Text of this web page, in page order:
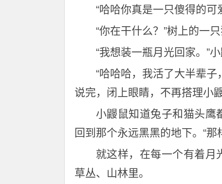
“哈哈你真是一只傻得的可
“你在干什么？”树上的一
“我想装一瓶月光回家。”小
“哈哈哈，我活了大半辈
说完，闭上眼睛，不再搭理小鼹
小鼹鼠知道兔子和猫头鹰
回到那个永远黑黑的地下。“那
就这样，在每一个有着月
草丛、山林里。